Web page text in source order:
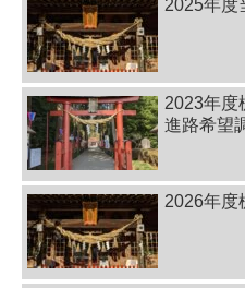
2025年度
2023年度
進路希望
2026年度